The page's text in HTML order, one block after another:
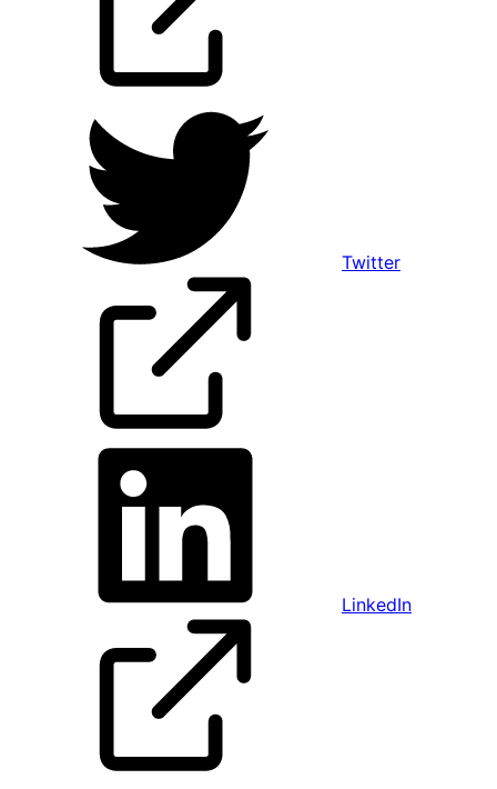
Twitter
LinkedIn